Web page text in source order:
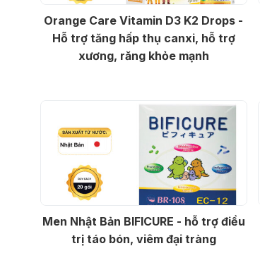
Orange Care Vitamin D3 K2 Drops -
Hỗ trợ tăng hấp thụ canxi, hỗ trợ
xương, răng khỏe mạnh
Men Nhật Bản BIFICURE - hỗ trợ điều
trị táo bón, viêm đại tràng